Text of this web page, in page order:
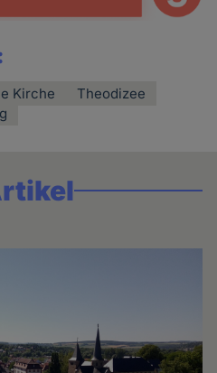
Kirche
Theodizee